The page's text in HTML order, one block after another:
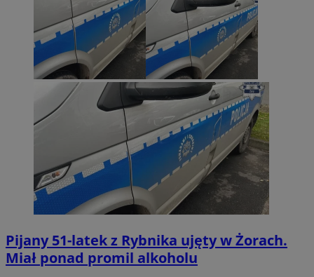
Pijany 51-latek z Rybnika ujęty w Żorach.
Miał ponad promil alkoholu